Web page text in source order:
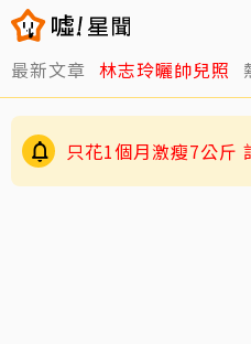
最新文章 林志玲曬帥兒照
只花1個月激瘦7公斤